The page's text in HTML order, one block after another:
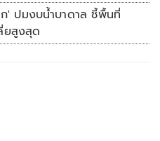
' ปมงบน้ำบาดาล ชี้พื้นที่
ยสูงสุด